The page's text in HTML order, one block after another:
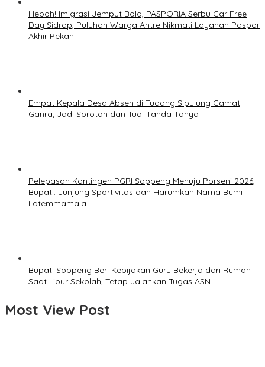
Heboh! Imigrasi Jemput Bola, PASPORIA Serbu Car Free
Day Sidrap, Puluhan Warga Antre Nikmati Layanan Paspor
Akhir Pekan
Empat Kepala Desa Absen di Tudang Sipulung Camat
Ganra, Jadi Sorotan dan Tuai Tanda Tanya
Pelepasan Kontingen PGRI Soppeng Menuju Porseni 2026,
Bupati: Junjung Sportivitas dan Harumkan Nama Bumi
Latemmamala
Bupati Soppeng Beri Kebijakan Guru Bekerja dari Rumah
Saat Libur Sekolah, Tetap Jalankan Tugas ASN
Most View Post